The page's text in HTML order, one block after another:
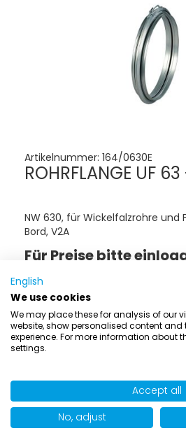
Artikelnummer: 164/0630E
ROHRFLANGE UF
NW 630, für Wickelfalzrohre und
Bord, V2A
Für Preise bitte
wir informieren Sie gern über
Produkts.
English
We use cookies
We may place these for analysis of our
website, show personalised content
experience. For more information about
settings.
Accept all
No, adjust